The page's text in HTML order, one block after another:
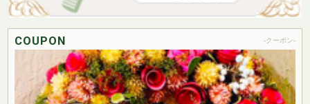
COUPON -クーポン-